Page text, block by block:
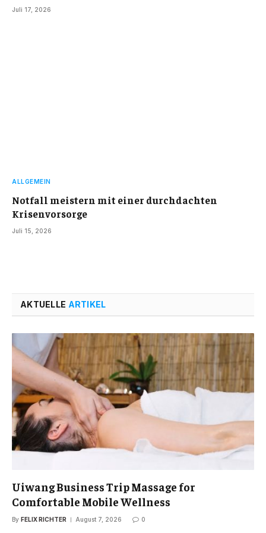
Juli 17, 2026
ALLGEMEIN
Notfall meistern mit einer durchdachten
Krisenvorsorge
Juli 15, 2026
AKTUELLE ARTIKEL
Uiwang Business Trip Massage for
Comfortable Mobile Wellness
By FELIX RICHTER August 7, 2026 0